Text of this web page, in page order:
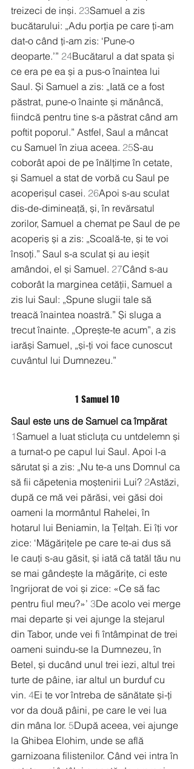
treizeci de inși. 23Samuel a zis
bucătarului: „Adu porția pe care ți-am
dat-o când ți-am zis: ‘Pune-o
deoparte.’” 24Bucătarul a dat spata și
ce era pe ea și a pus-o înaintea lui
Saul. Și Samuel a zis: „Iată ce a fost
păstrat, pune-o înainte și mănâncă,
fiindcă pentru tine s-a păstrat când am
poftit poporul.” Astfel, Saul a mâncat
cu Samuel în ziua aceea. 25S-au
coborât apoi de pe înălțime în cetate,
și Samuel a stat de vorbă cu Saul pe
acoperișul casei. 26Apoi s-au sculat
dis-de-dimineață, și, în revărsatul
zorilor, Samuel a chemat pe Saul de pe
acoperiș și a zis: „Scoală-te, și te voi
însoți.” Saul s-a sculat și au ieșit
amândoi, el și Samuel. 27Când s-au
coborât la marginea cetății, Samuel a
zis lui Saul: „Spune slugii tale să
treacă înaintea noastră.” Și sluga a
trecut înainte. „Oprește-te acum”, a zis
iarăși Samuel, „și-ți voi face cunoscut
cuvântul lui Dumnezeu.”
1 Samuel 10
Saul este uns de Samuel ca împărat
1Samuel a luat sticluța cu untdelemn și
a turnat-o pe capul lui Saul. Apoi l-a
sărutat și a zis: „Nu te-a uns Domnul ca
să fii căpetenia moștenirii Lui? 2Astăzi,
după ce mă vei părăsi, vei găsi doi
oameni la mormântul Rahelei, în
hotarul lui Beniamin, la Țelțah. Ei îți vor
zice: ‘Măgărițele pe care te-ai dus să
le cauți s-au găsit, și iată că tatăl tău nu
se mai gândește la măgărițe, ci este
îngrijorat de voi și zice: «Ce să fac
pentru fiul meu?»’ 3De acolo vei merge
mai departe și vei ajunge la stejarul
din Tabor, unde vei fi întâmpinat de trei
oameni suindu-se la Dumnezeu, în
Betel, și ducând unul trei iezi, altul trei
turte de pâine, iar altul un burduf cu
vin. 4Ei te vor întreba de sănătate și-ți
vor da două pâini, pe care le vei lua
din mâna lor. 5După aceea, vei ajunge
la Ghibea Elohim, unde se află
garnizoana filistenilor. Când vei intra în